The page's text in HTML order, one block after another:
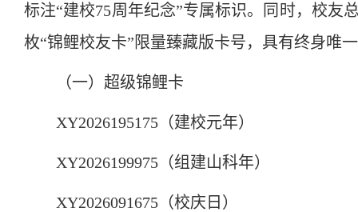
标注“建校75周年纪念”专属标识。同时，校友
枚“锦鲤校友卡”限量臻藏版卡号，具有终身唯
（一）超级锦鲤卡
XY2026195175（建校元年）
XY2026199975（组建山科年）
XY2026091675（校庆日）